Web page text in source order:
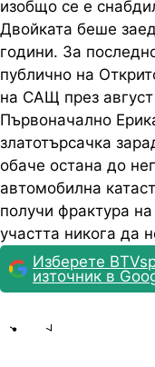
изобщо се е
Двойката беше
години. За
публично на
на САЩ през август
Първоначално
златотърсачка
обаче остана до
автомобилна
получи фрактура
участта никога да
Изберете
източник в